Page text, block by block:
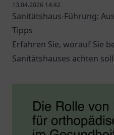
13.04.2026 14:42
Sanitätshaus-Führung:
Tipps
Erfahren Sie, worauf Sie
Sanitätshauses achten